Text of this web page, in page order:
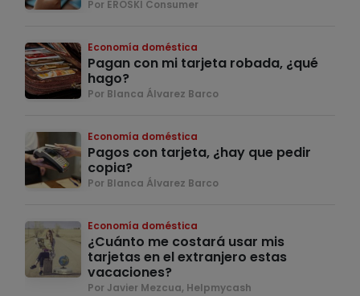
Por EROSKI Consumer
Economía doméstica
Pagan con mi tarjeta robada, ¿qué
hago?
Por Blanca Álvarez Barco
Economía doméstica
Pagos con tarjeta, ¿hay que pedir
copia?
Por Blanca Álvarez Barco
Economía doméstica
¿Cuánto me costará usar mis
tarjetas en el extranjero estas
vacaciones?
Por Javier Mezcua, Helpmycash